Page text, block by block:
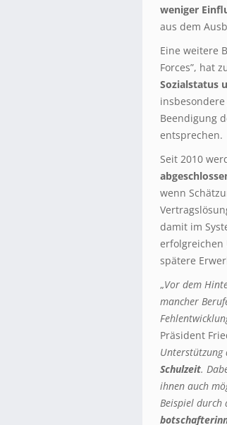
weniger
aus dem
Eine weitere
Forces”, hat
Sozialstatus
Beendigung
entsprechen.
Seit 2010
wenn
damit im
erfolgreichen
spätere
„Vor dem
mancher
Präsident
Unterstützung
Schulzeit.
ihnen auch
Beispiel durch